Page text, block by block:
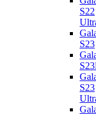
S22
S23
S23